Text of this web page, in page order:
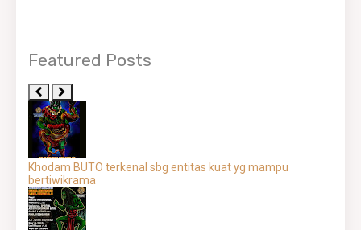
Featured Posts
Khodam BUTO terkenal sbg entitas kuat yg mampu
bertiwikrama